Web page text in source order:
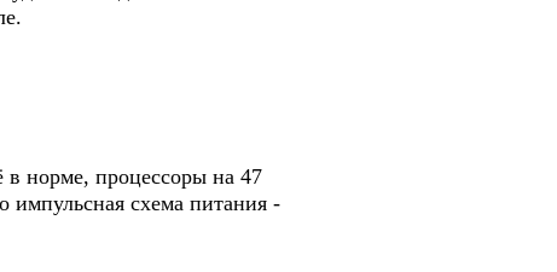
в норме, процессоры на 47
импульсная схема питания -